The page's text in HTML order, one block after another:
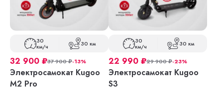
30
км/ч 30 км
32 900 ₽37 900₽-13%
Электросамокат Kugoo
M2 Pro
30
км/ч 30 км
22 990 ₽29 900₽-23%
Электросамокат Kugoo
S3